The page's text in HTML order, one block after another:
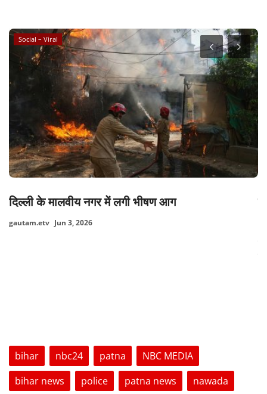
Social – Viral
दिल्ली के मालवीय नगर में लगी भीषण आग
gautam.etv Jun 3, 2026
bihar nbc24 patna
NBC MEDIA
bihar news
police patna news
nawada